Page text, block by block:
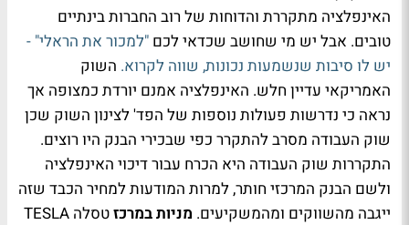
האינפלציה מתקררת והדוחות של רוב החברות בינתיים
טובים. אבל יש מי שחושב שכדאי לכם "למכור את הראלי" -
יש לו סיבות שנשמעות נכונות, שווה לקרוא. השוק
האמריקאי עדיין חלש. האינפלציה אמנם יורדת כמצופה אך
נראה כי נדרשות פעולות נוספות של הפד' לצינון השוק שכן
שוק העבודה מסרב להתקרר כפי שבכירי הבנק היו רוצים.
התקררות שוק העבודה היא הכרח עבור דיכוי האינפלציה
ולשם הבנק המרכזי חותר, למרות המודעות למחיר הכבד שזה
ייגבה מהשווקים ומהמשקיעים. מניות במרכז
טסלה TESLA